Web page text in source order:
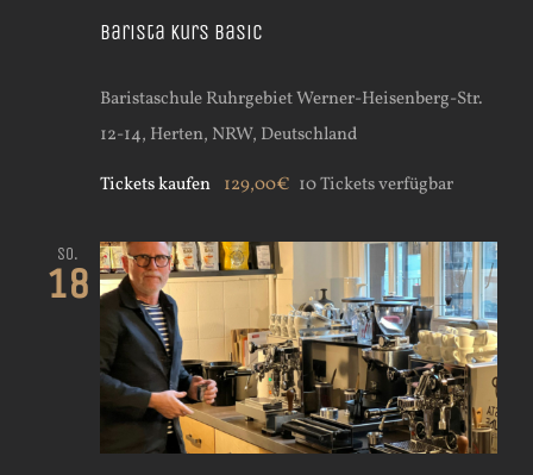
Barista Kurs Basic
Baristaschule RuhrgebietWerner-Heisenberg-Str.
12-14, Herten, NRW, Deutschland
Tickets kaufen 129,00€ 10 Tickets verfügbar
So.
18